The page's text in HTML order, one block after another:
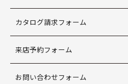
カタログ請求フォーム
来店予約フォーム
お問い合わせフォーム